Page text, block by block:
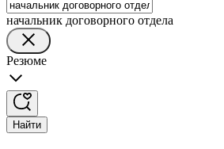
начальник договорного отдела
Резюме
Найти